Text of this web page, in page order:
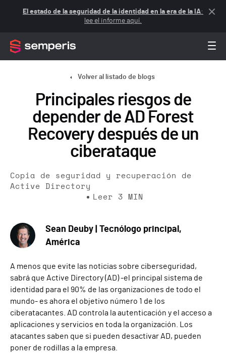
El estado de la seguridad de la identidad en la era de la IA:
lee el informe aquí.
Volver al listado de blogs
Principales riesgos de
depender de AD Forest
Recovery después de un
ciberataque
Copia de seguridad y recuperación de
Active Directory
Leer
3 MIN
Sean Deuby | Tecnólogo principal,
América
A menos que evite las noticias sobre ciberseguridad,
sabrá que Active Directory (AD) -el principal sistema de
identidad para el 90% de las organizaciones de todo el
mundo- es ahora el objetivo número 1 de los
ciberatacantes. AD controla la autenticación y el acceso a
aplicaciones y servicios en toda la organización. Los
atacantes saben que si pueden desactivar AD, pueden
poner de rodillas a la empresa.